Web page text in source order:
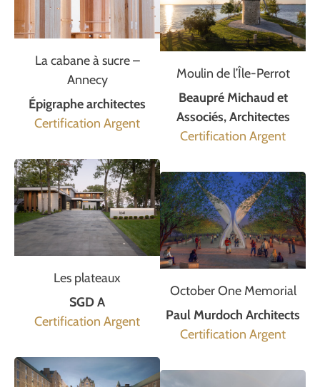
La cabane à sucre –
Annecy
Épigraphe architectes
Certification Argent
Les plateaux
SGD A
Certification Argent
Moulin de l’Île-Perrot
Beaupré Michaud et
Associés, Architectes
Certification Argent
October One Memorial
Paul Murdoch Architects
Certification Argent